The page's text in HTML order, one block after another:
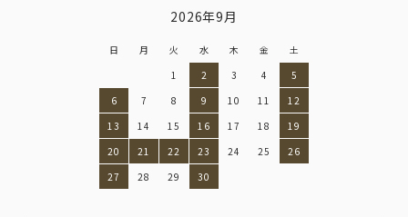
2026年9月
日 月 火 水 木 金
土
1
2 3 4
5
6
7 8 9 10 11
12
13
14 15 16 17 18
19
20
21 22 23 24 25
26
27
28 29 30